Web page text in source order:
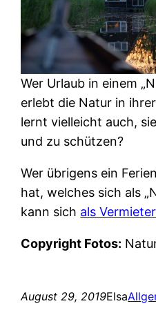
Wer Urlaub in einem
erlebt die Natur in
lernt vielleicht auch,
und zu schützen?
Wer übrigens ein
hat, welches sich als
kann sich als
Copyright Fotos:
August 29, 2019Elsa